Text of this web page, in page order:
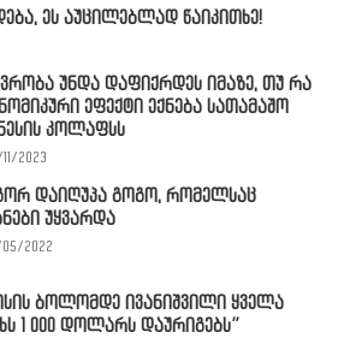
ეს აუცილებლად წაიკითხე!
უნდა დაფიქრდეს იმაზე, თუ რა
ეფექტი ექნება სათამაშო
კოლაფსს
2023
დაიღუპა გოგო, რომელსაც
უყვარდა
2022
ბოლომდე ივანიშვილი ყველა
1 000 დოლარს დაურიგებს”